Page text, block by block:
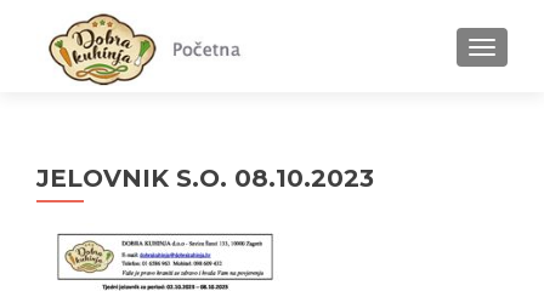
MENU
JELOVNIK S.O. 08.10.2023